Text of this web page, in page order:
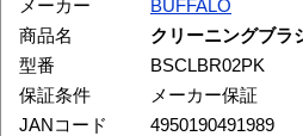
メーカー
BUFFALO
商品名
クリーニングブラ
型番
BSCLBR02PK
保証条件
メーカー保証
JANコード
4950190491989